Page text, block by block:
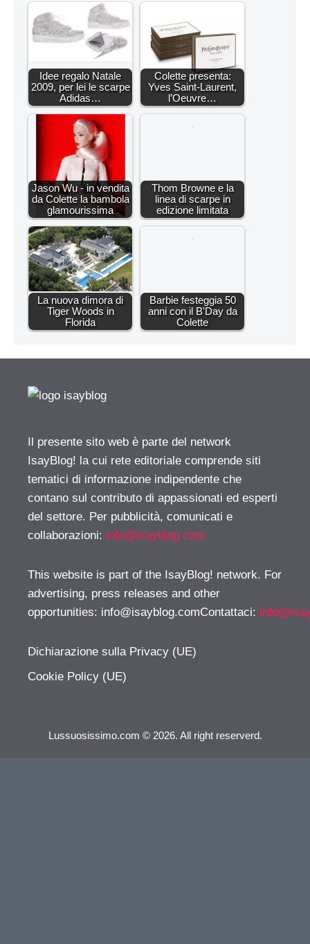
Idee regalo Natale
2009, per lei le scarpe
Adidas…
Colette presenta:
Yves Saint-Laurent,
l’Oeuvre…
Jason Wu - in vendita
da Colette la bambola
glamourissima
Thom Browne e la
linea di scarpe in
edizione limitata
La nuova dimora di
Tiger Woods in
Florida
Barbie festeggia 50
anni con il B'Day da
Colette
Il presente sito web è parte del network
IsayBlog! la cui rete editoriale comprende siti
tematici di informazione indipendente che
contano sul contributo di appassionati ed esperti
del settore. Per pubblicità, comunicati e
collaborazioni: info@isayblog.com
This website is part of the IsayBlog! network. For
advertising, press releases and other
opportunities: info@isayblog.comContattaci:
Dichiarazione sulla Privacy (UE)
Cookie Policy (UE)
Lussuosissimo.com © 2026. All right reserverd.